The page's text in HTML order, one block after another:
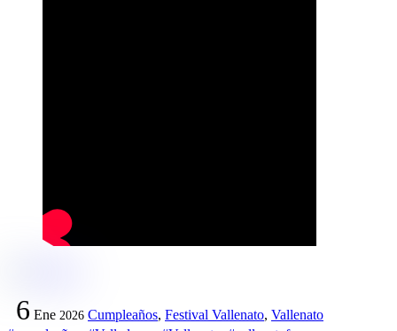
6 Ene 2026 Cumpleaños, Festival Vallenato, Vallenato